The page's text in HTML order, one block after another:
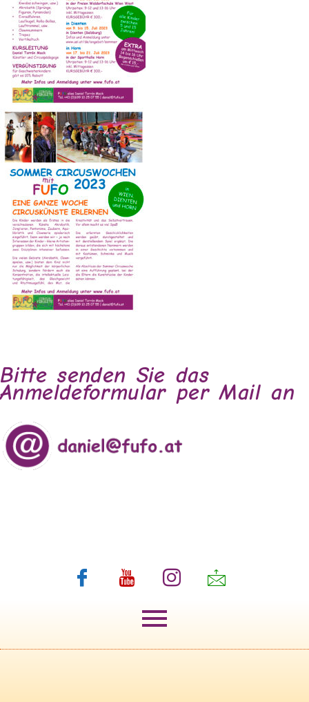
Bitte senden Sie das
Anmeldeformular per Mail an